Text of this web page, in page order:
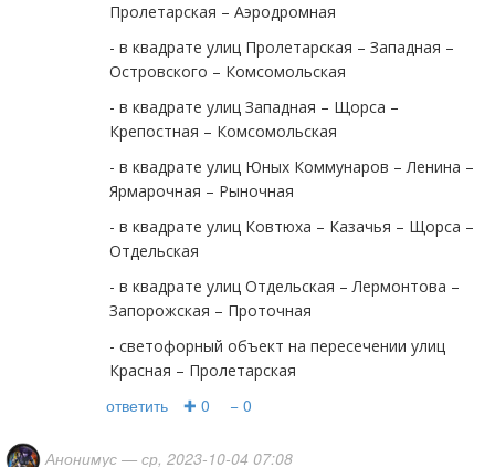
Пролетарская – Аэродромная
- в квадрате улиц Пролетарская – Западная –
Островского – Комсомольская
- в квадрате улиц Западная – Щорса –
Крепостная – Комсомольская
- в квадрате улиц Юных Коммунаров – Ленина –
Ярмарочная – Рыночная
- в квадрате улиц Ковтюха – Казачья – Щорса –
Отдельская
- в квадрате улиц Отдельская – Лермонтова –
Запорожская – Проточная
- светофорный объект на пересечении улиц
Красная – Пролетарская
ответить ✚ 0 − 0
Анонимус — ср, 2023-10-04 07:08